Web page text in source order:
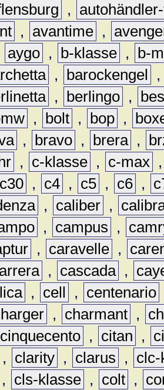
,
, avantime ,
aygo , b-klasse ,
b-
, barockengel
, berlingo ,
, bolt , bop ,
, bravo , brera ,
, c-klasse , c-max
c30 , c4 , c5 , c6 ,
, caliber ,
, campus ,
, caravelle ,
, cascada ,
, cell , centenario
, charmant ,
cinquecento , citan ,
, clarity , clarus ,
clc-
, cls-klasse , colt ,